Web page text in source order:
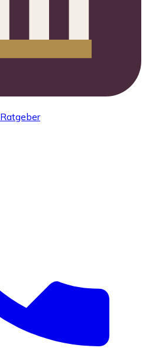
Ratgeber